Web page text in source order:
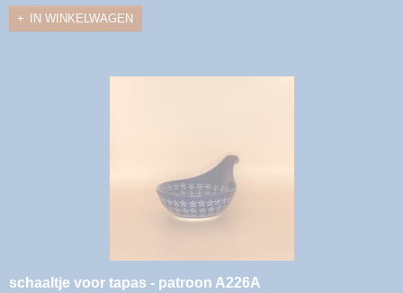
IN WINKELWAGEN
schaaltje voor tapas - patroon A226A